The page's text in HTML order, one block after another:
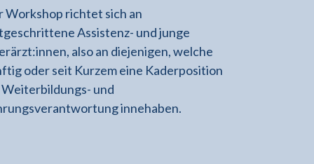
Workshop richtet sich an
Assistenz- und junge
also an diejenigen, welche
oder seit Kurzem eine Kaderposition
und
innehaben.